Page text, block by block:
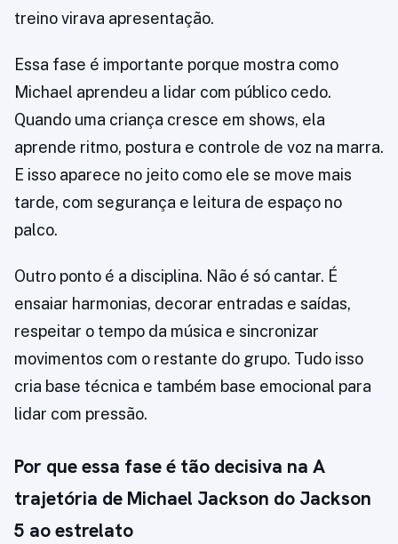
treino virava apresentação.
Essa fase é importante porque mostra como
Michael aprendeu a lidar com público cedo.
Quando uma criança cresce em shows, ela
aprende ritmo, postura e controle de voz na marra.
E isso aparece no jeito como ele se move mais
tarde, com segurança e leitura de espaço no
palco.
Outro ponto é a disciplina. Não é só cantar. É
ensaiar harmonias, decorar entradas e saídas,
respeitar o tempo da música e sincronizar
movimentos com o restante do grupo. Tudo isso
cria base técnica e também base emocional para
lidar com pressão.
Por que essa fase é tão decisiva na A
trajetória de Michael Jackson do Jackson
5 ao estrelato